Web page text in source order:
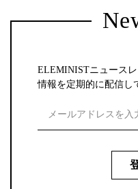
ELEMINISTニュース
情報を定期的に配信し